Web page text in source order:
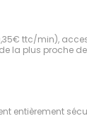
ttc/min),
la plus proche
entièrement